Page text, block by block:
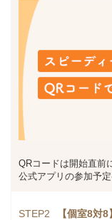
QRコードは開始直前
公式アプリの参加予
STEP2 【個室8対